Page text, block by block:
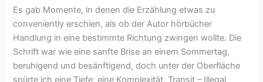
Es gab Momente, in denen die Erzählung etwas zu
conveniently erschien, als ob der Autor hörbücher
Handlung in eine bestimmte Richtung zwingen wollte. Die
Schrift war wie eine sanfte Brise an einem Sommertag,
beruhigend und besänftigend, doch unter der Oberfläche
spürte ich eine Tiefe, eine Komplexität, Transit – Illegal